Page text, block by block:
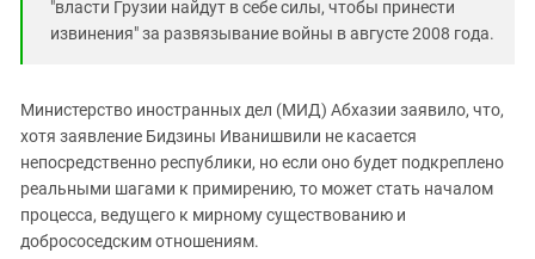
"власти Грузии найдут в себе силы, чтобы принести
извинения" за развязывание войны в августе 2008 года.
Министерство иностранных дел (МИД) Абхазии заявило, что,
хотя заявление Бидзины Иванишвили не касается
непосредственно республики, но если оно будет подкреплено
реальными шагами к примирению, то может стать началом
процесса, ведущего к мирному существованию и
добрососедским отношениям.